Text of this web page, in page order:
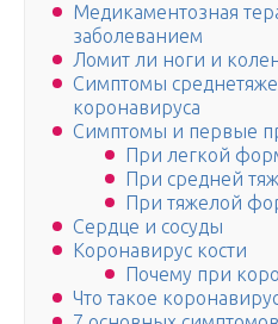
Медикаментозная
заболеванием
Ломит ли ноги и
Симптомы
коронавируса
Симптомы и первые
При легкой
При средней
При тяжелой
Сердце и сосуды
Коронавирус кости
Почему при
Что такое